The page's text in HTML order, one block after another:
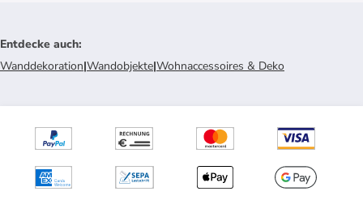
Entdecke auch:
Wanddekoration|Wandobjekte|Wohnaccessoires & Deko